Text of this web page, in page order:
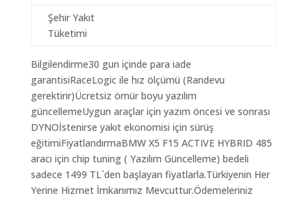
Şehir Yakıt
Tüketimi
Bilgilendirme30 gun içinde para iade
garantisiRaceLogic ile hız ölçümü (Randevu
gerektirir)Ücretsiz ömür boyu yazılım
güncellemeUygun araçlar için yazım öncesi ve sonrası
DYNOİstenirse yakıt ekonomisi için sürüş
eğitimiFiyatlandırmaBMW X5 F15 ACTIVE HYBRID 485
aracı için chip tuning ( Yazılım Güncelleme) bedeli
sadece 1499 TL`den başlayan fiyatlarla.Türkiyenin Her
Yerine Hizmet İmkanımız Mevcuttur.Ödemeleriniz